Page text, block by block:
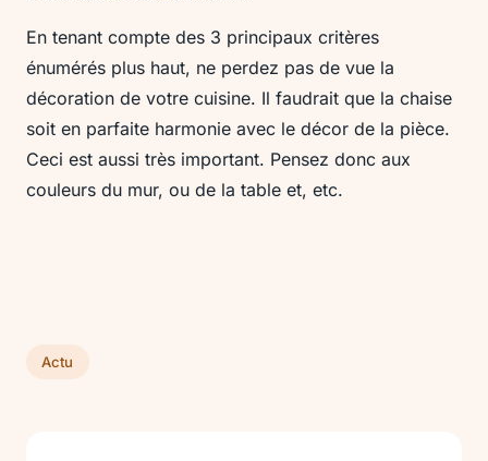
En tenant compte des 3 principaux critères
énumérés plus haut, ne perdez pas de vue la
décoration de votre cuisine. Il faudrait que la chaise
soit en parfaite harmonie avec le décor de la pièce.
Ceci est aussi très important. Pensez donc aux
couleurs du mur, ou de la table et, etc.
Actu